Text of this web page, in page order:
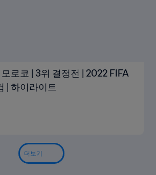
로코 | 3위 결정전 | 2022 FIFA
| 하이라이트
더보기